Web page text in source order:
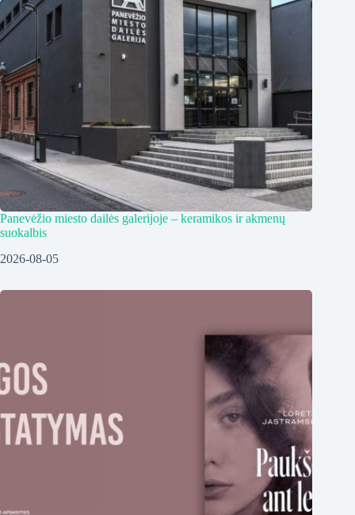
Panevėžio miesto dailės galerijoje – keramikos ir akmenų
suokalbis
2026-08-05